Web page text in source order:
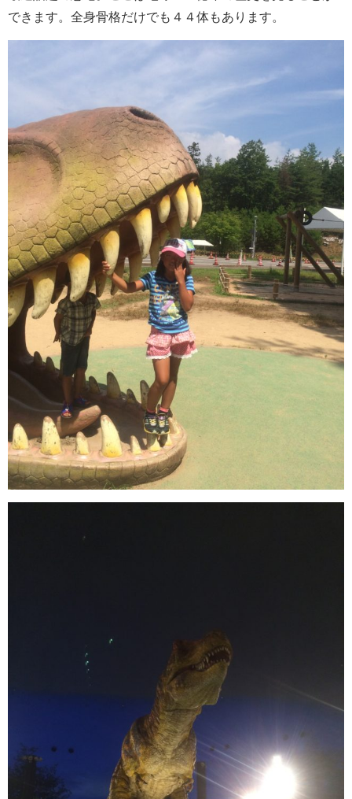
できます。全身骨格だけでも４４体もあります。